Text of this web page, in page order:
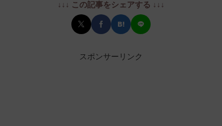
↓↓↓ この記事をシェアする ↓↓↓
スポンサーリンク